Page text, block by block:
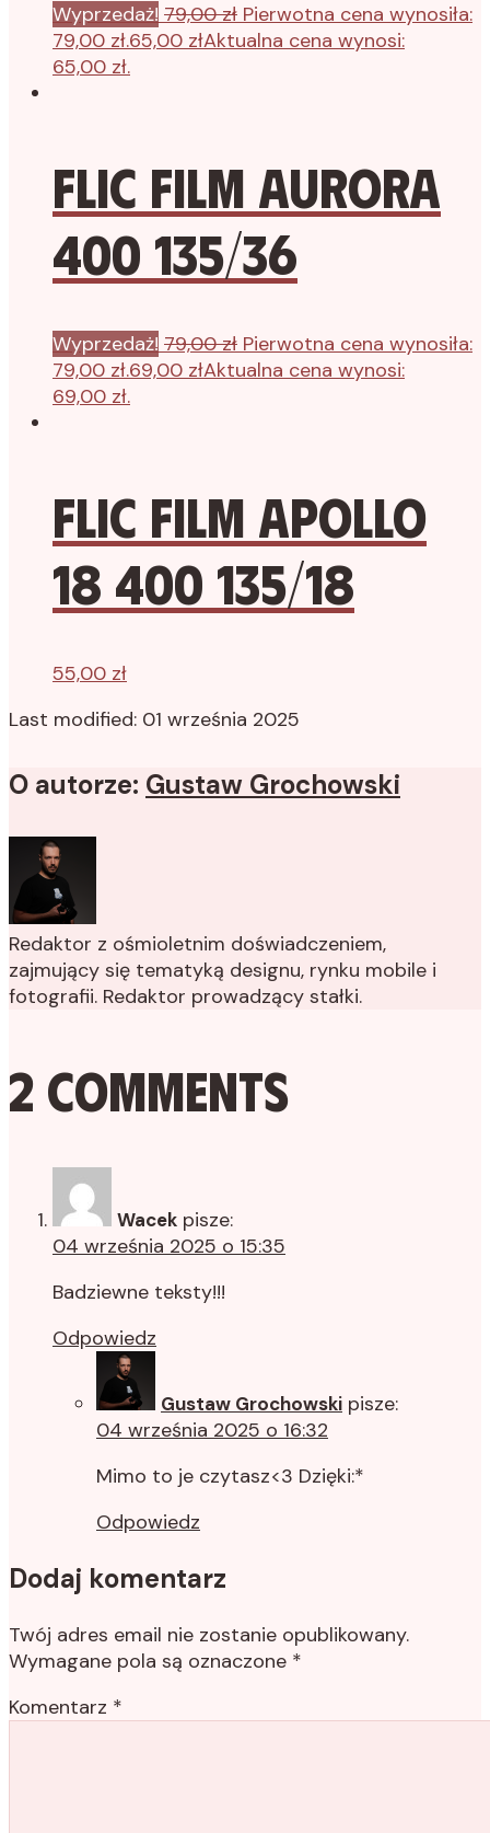
Wyprzedaż! 79,00zł Pierwotna cena wynosiła:
79,00 zł.65,00 złAktualna cena wynosi:
65,00 zł.
Flic Film Aurora
400 135/36
Wyprzedaż! 79,00zł Pierwotna cena wynosiła:
79,00 zł.69,00 złAktualna cena wynosi:
69,00 zł.
Flic Film Apollo
18 400 135/18
55,00 zł
Last modified: 01 września 2025
O autorze: Gustaw Grochowski
Redaktor z ośmioletnim doświadczeniem,
zajmujący się tematyką designu, rynku mobile i
fotografii. Redaktor prowadzący stałki.
2 Comments
Wacek pisze:
04 września 2025 o 15:35
Badziewne teksty!!!
Odpowiedz
Gustaw Grochowski pisze:
04 września 2025 o 16:32
Mimo to je czytasz<3 Dzięki:*
Odpowiedz
Dodaj komentarz
Twój adres email nie zostanie opublikowany.
Wymagane pola są oznaczone *
Komentarz *